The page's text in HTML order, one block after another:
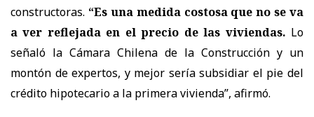
constructoras. “Es una medida costosa que no se va
a ver reflejada en el precio de las viviendas. Lo
señaló la Cámara Chilena de la Construcción y un
montón de expertos, y mejor sería subsidiar el pie del
crédito hipotecario a la primera vivienda”, afirmó.